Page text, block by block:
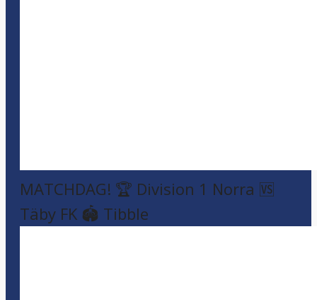
MATCHDAG! 🏆 Division 1 Norra 🆚
Täby FK 🏟️ Tibble